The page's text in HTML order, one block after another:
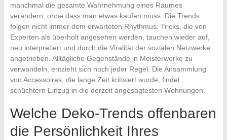
manchmal die gesamte Wahrnehmung eines Raumes
verändern, ohne dass man etwas kaufen muss. Die Trends
folgen nicht immer dem erwarteten Rhythmus: Tricks, die von
Experten als überholt angesehen werden, tauchen wieder auf,
neu interpretiert und durch die Viralität der sozialen Netzwerke
angetrieben. Alltägliche Gegenstände in Meisterwerke zu
verwandeln, entzieht sich noch jeder Regel. Die Ansammlung
von Accessoires, die lange Zeit kritisiert wurde, findet
schüchtern Einzug in die derzeit angesagtesten Wohnungen.
Welche Deko-Trends offenbaren
die Persönlichkeit Ihres